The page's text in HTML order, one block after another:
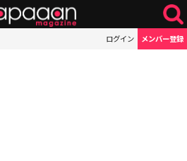
ログイン メンバー登録